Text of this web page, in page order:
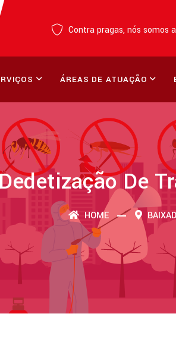
Contra pragas, nós somos
ÁREAS DE ATUAÇÃO
De
HOME